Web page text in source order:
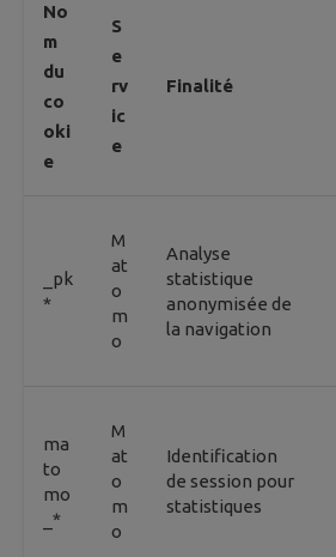
No
m
du
co
oki
e
S
e
rv
ic
e
Finalité
_pk
*
M
at
o
m
o
Analyse
statistique
anonymisée de
la navigation
ma
to
mo
_*
M
at
o
m
o
Identification
de session pour
statistiques